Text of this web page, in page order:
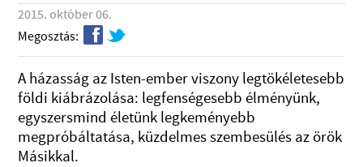
2015. október 06.
Megosztás: ft
A házasság az Isten-ember viszony legtökéletesebb
földi kiábrázolása: legfenségesebb élményünk,
egyszersmind életünk legkeményebb
megpróbáltatása, küzdelmes szembesülés az örök
Másikkal.